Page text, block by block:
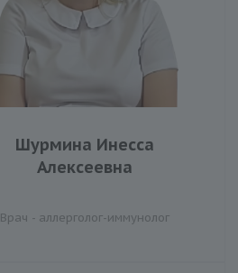
Шурмина Инесса
Алексеевна
Врач - аллерголог-иммунолог